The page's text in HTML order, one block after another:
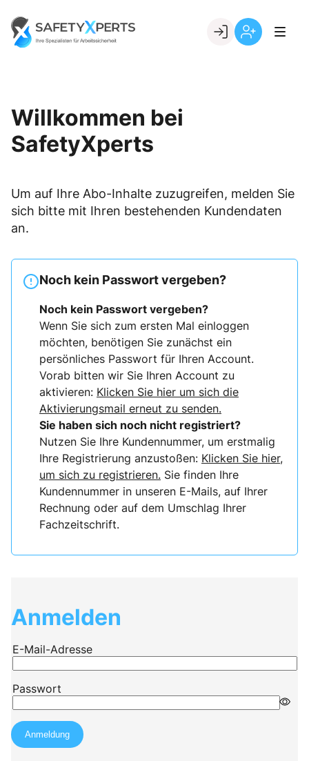
content
Go to landing page.
Willkommen bei
SafetyXperts
Um auf Ihre Abo-Inhalte zuzugreifen, melden Sie
sich bitte mit Ihren bestehenden Kundendaten
an.
Noch kein Passwort vergeben?
Noch kein Passwort vergeben?
Wenn Sie sich zum ersten Mal einloggen
möchten, benötigen Sie zunächst ein
persönliches Passwort für Ihren Account.
Vorab bitten wir Sie Ihren Account zu
aktivieren: Klicken Sie hier um sich die
Aktivierungsmail erneut zu senden.
Sie haben sich noch nicht registriert?
Nutzen Sie Ihre Kundennummer, um erstmalig
Ihre Registrierung anzustoßen: Klicken Sie hier,
um sich zu registrieren. Sie finden Ihre
Kundennummer in unseren E-Mails, auf Ihrer
Rechnung oder auf dem Umschlag Ihrer
Fachzeitschrift.
Anmelden